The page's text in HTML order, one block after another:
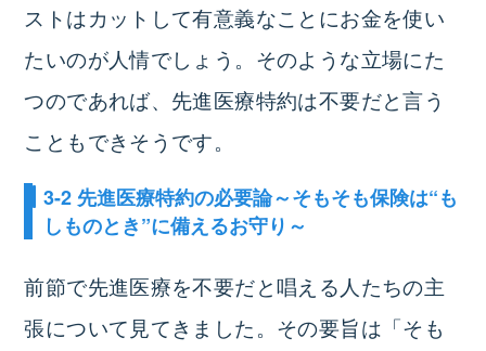
ストはカットして有意義なことにお金を使い
たいのが人情でしょう。そのような立場にた
つのであれば、先進医療特約は不要だと言う
こともできそうです。
3-2 先進医療特約の必要論～そもそも保険は“も
しものとき”に備えるお守り～
前節で先進医療を不要だと唱える人たちの主
張について見てきました。その要旨は「そも